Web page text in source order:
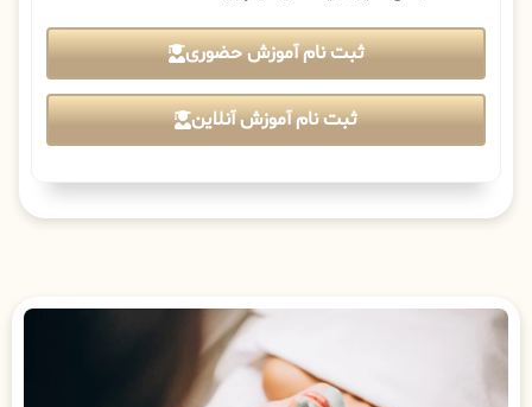
ثبت نام آموزش حضوری
ثبت نام آموزش آنلاین